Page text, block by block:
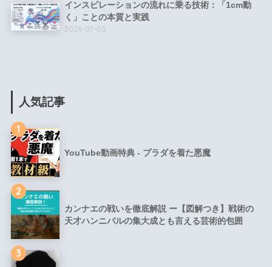
インスピレーションの流れに乗る技術：「1cm動
く」ことの本質と実践
2026-07-05
人気記事
1
YouTube動画特典 - プラダを着た悪魔
2
カンナエの戦いを徹底解説 ー【図解つき】戦術の
天才ハンニバルの集大成とも言える芸術的包囲
3